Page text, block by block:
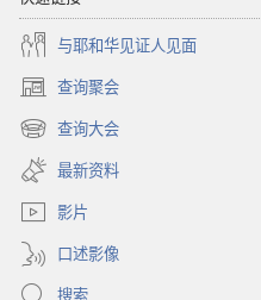
与耶和华见证人见面
查询聚会
（打
开
新
窗
口）
查询大会
（打
开
新
窗
最新资料
影片
口述影像
搜索